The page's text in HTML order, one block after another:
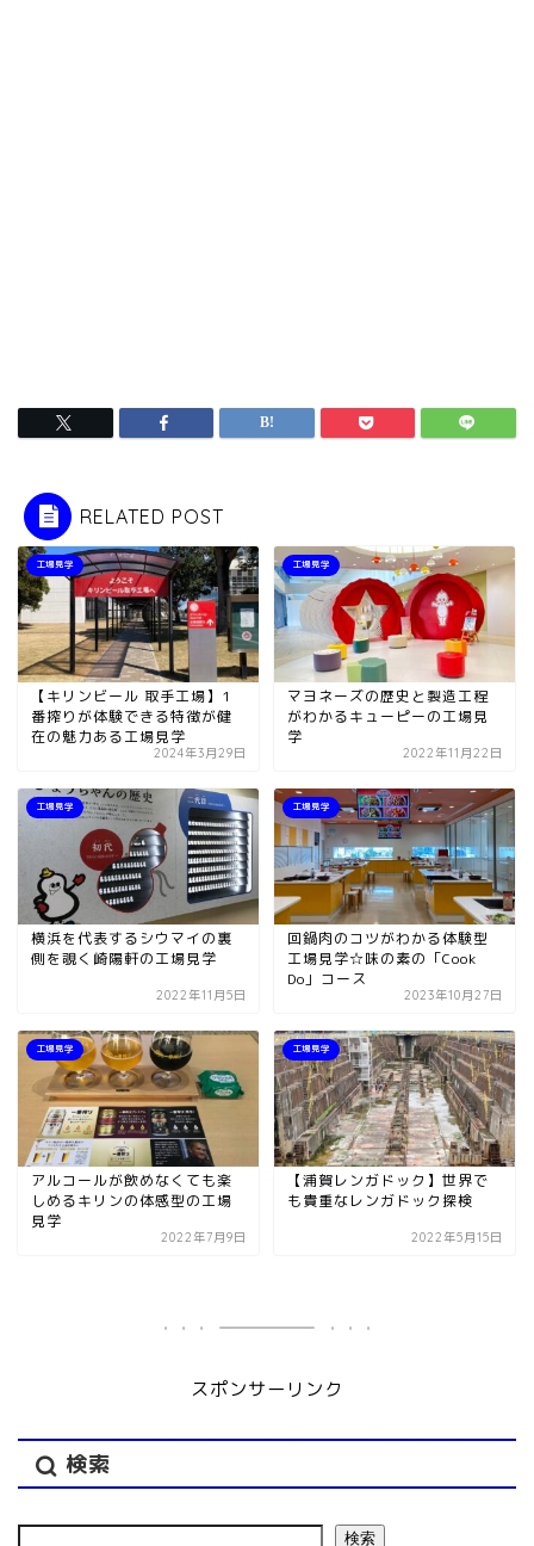
RELATED POST
工場見学
【キリンビール 取手工場】1
番搾りが体験できる特徴が健
在の魅力ある工場見学
2024年3月29日
工場見学
マヨネーズの歴史と製造工程
がわかるキューピーの工場見
学
2022年11月22日
工場見学
横浜を代表するシウマイの裏
側を覗く崎陽軒の工場見学
2022年11月5日
工場見学
回鍋肉のコツがわかる体験型
工場見学☆味の素の「Cook
Do」コース
2023年10月27日
工場見学
アルコールが飲めなくても楽
しめるキリンの体感型の工場
見学
2022年7月9日
工場見学
【浦賀レンガドック】世界で
も貴重なレンガドック探検
2022年5月15日
スポンサーリンク
検索
検索